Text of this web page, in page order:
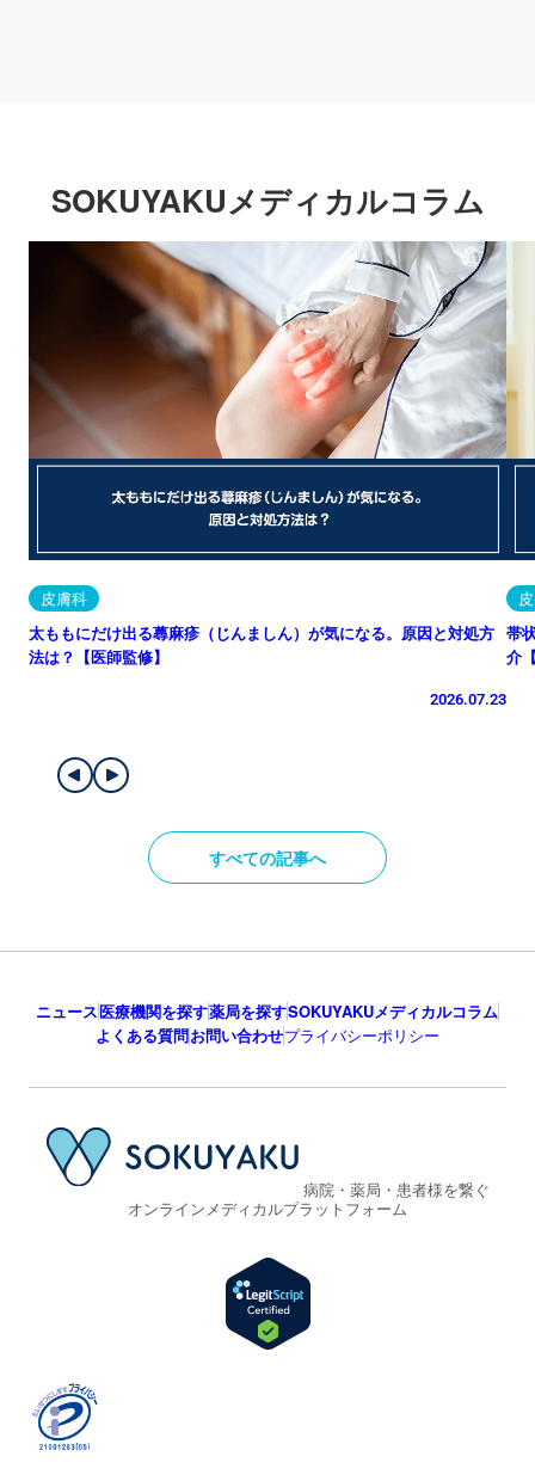
SOKUYAKUメディカルコラム
皮膚科
太ももにだけ出る蕁麻疹（じんましん）が気になる。原因と対処方
法は？【医師監修】
2026.07.23
帯
介
すべての記事へ
ニュース医療機関を探す薬局を探すSOKUYAKUメディカルコラム
よくある質問お問い合わせプライバシーポリシー
病院・薬局・患者様を繋ぐ
オンラインメディカルプラットフォーム